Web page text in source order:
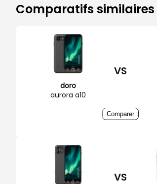
Comparatifs similaires
doro
aurora a10
VS
Comparer
VS